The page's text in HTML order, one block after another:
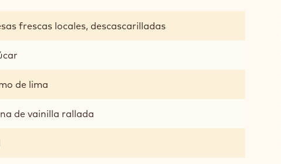
frescas locales, descascarilladas
de lima
de vainilla rallada